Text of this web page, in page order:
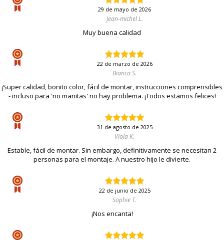
29 de mayo de 2026
Jean-michel L.
Muy buena calidad
22 de marzo de 2026
Bianca S.
¡Super calidad, bonito color, fácil de montar, instrucciones comprensibles
- incluso para 'no manitas' no hay problema. ¡Todos estamos felices!
31 de agosto de 2025
Viola K.
Estable, fácil de montar. Sin embargo, definitivamente se necesitan 2
personas para el montaje. A nuestro hijo le divierte.
22 de junio de 2025
Sophie T.
¡Nos encanta!